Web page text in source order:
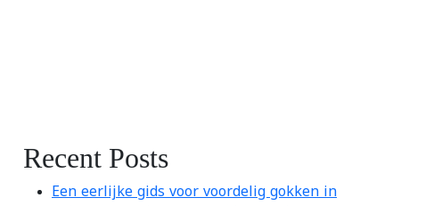
Recent Posts
Een eerlijke gids voor voordelig gokken in